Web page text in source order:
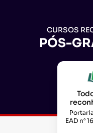
CURSOS
PÓS-
EAD n°